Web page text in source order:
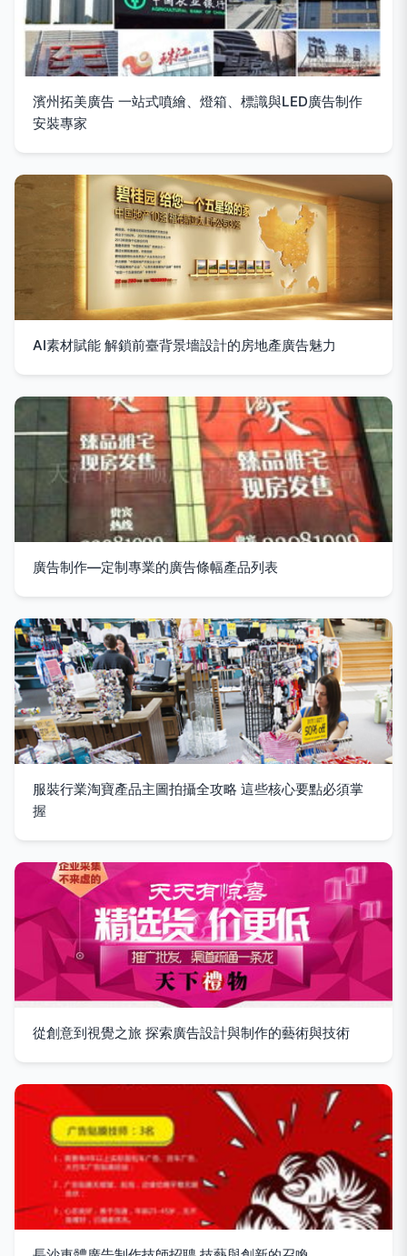
濱州拓美廣告 一站式噴繪、燈箱、標識與LED廣告制作
安裝專家
AI素材賦能 解鎖前臺背景墻設計的房地產廣告魅力
廣告制作—定制專業的廣告條幅產品列表
服裝行業淘寶產品主圖拍攝全攻略 這些核心要點必須掌
握
從創意到視覺之旅 探索廣告設計與制作的藝術與技術